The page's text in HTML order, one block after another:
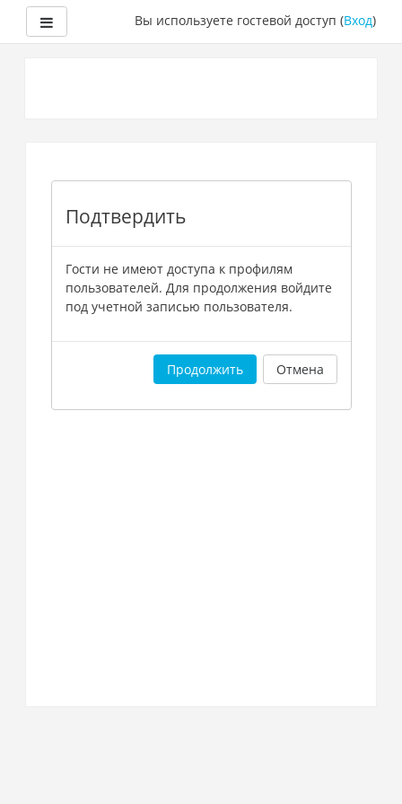
Боковая панельВы используете гостевой доступ (Вход)
Подтвердить
Гости не имеют доступа к профилям
пользователей. Для продолжения войдите
под учетной записью пользователя.
Продолжить Отмена